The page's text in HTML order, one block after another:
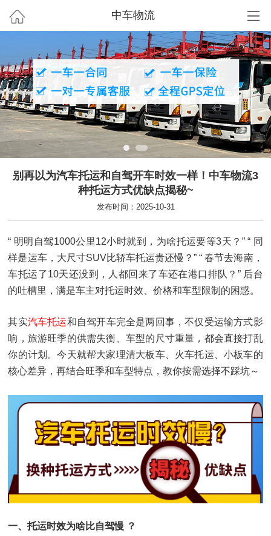
中车物流
别再以为汽车托运和自驾开车时效一样！中车物流3
种托运方式优缺点揭秘~
发布时间：2025-10-31
“ 明明自驾1000公里12小时就到，为啥托运要等3天？” “ 同
样是运车，大尺寸SUV比轿车托运贵还慢？” “ 春节去海南，
车托运了10天还没到，人都回来了车还在港口排队？” 后台
的吐槽里，满是车主对托运时效、价格和车型限制的困惑。
其实汽车托运和自驾开车完全是两回事，不仅受运输方式影
响，旅游旺季的供需失衡、车型的尺寸重量，都会直接打乱
你的计划。今天就帮大家理清大板车、火车托运、小板车的
核心差异，再结合旺季和车型特点，教你按需选择不踩坑～
一、托运时效为啥比自驾慢 ？